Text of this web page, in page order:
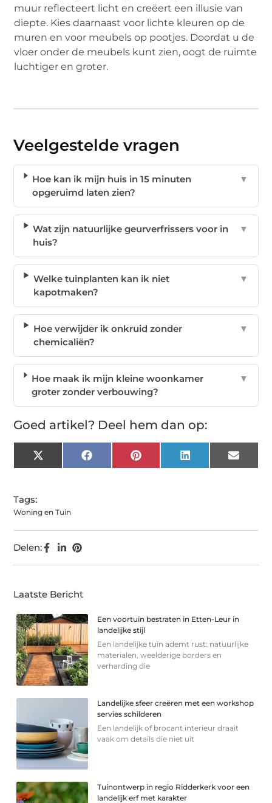
muur reflecteert licht en creëert een illusie van
diepte. Kies daarnaast voor lichte kleuren op de
muren en voor meubels op pootjes. Doordat u de
vloer onder de meubels kunt zien, oogt de ruimte
luchtiger en groter.
Veelgestelde vragen
Hoe kan ik mijn huis in 15 minuten
opgeruimd laten zien?
▼
Wat zijn natuurlijke geurverfrissers voor in
huis?
▼
Welke tuinplanten kan ik niet
kapotmaken?
▼
Hoe verwijder ik onkruid zonder
chemicaliën?
▼
Hoe maak ik mijn kleine woonkamer
groter zonder verbouwing?
▼
Goed artikel? Deel hem dan op:
X
(Twitter)
Facebook Pinterest LinkedIn Email
Tags:
Woning en Tuin
Delen:
Laatste Bericht
Een voortuin bestraten in Etten-Leur in
landelijke stijl
Een landelijke tuin ademt rust: natuurlijke
materialen, weelderige borders en
verharding die
Landelijke sfeer creëren met een workshop
servies schilderen
Een landelijk of brocant interieur draait
vaak om details die niet uit
Tuinontwerp in regio Ridderkerk voor een
landelijk erf met karakter